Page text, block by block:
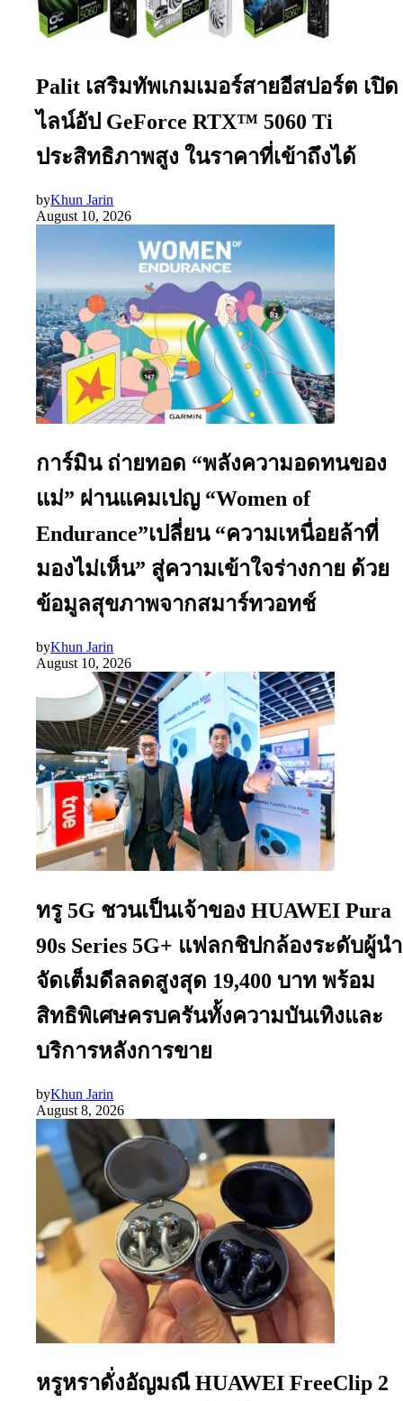
Palit เสริมทัพเกมเมอร์สายอีสปอร์ต เปิด
ไลน์อัป GeForce RTX™ 5060 Ti
ประสิทธิภาพสูง ในราคาที่เข้าถึงได้
byKhun Jarin
August 10, 2026
การ์มิน ถ่ายทอด “พลังความอดทนของ
แม่” ผ่านแคมเปญ “Women of
Endurance”เปลี่ยน “ความเหนื่อยล้าที่
มองไม่เห็น” สู่ความเข้าใจร่างกาย ด้วย
ข้อมูลสุขภาพจากสมาร์ทวอทช์
byKhun Jarin
August 10, 2026
ทรู 5G ชวนเป็นเจ้าของ HUAWEI Pura
90s Series 5G+ แฟลกชิปกล้องระดับผู้นำ
จัดเต็มดีลลดสูงสุด 19,400 บาท พร้อม
สิทธิพิเศษครบครันทั้งความบันเทิงและ
บริการหลังการขาย
byKhun Jarin
August 8, 2026
หรูหราดั่งอัญมณี HUAWEI FreeClip 2